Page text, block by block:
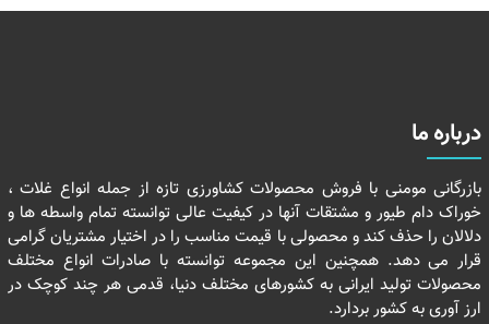
درباره ما
بازرگانی مومنی با فروش محصولات کشاورزی تازه از جمله انواع غلات ،
خوراک دام طیور و مشتقات آنها در کیفیت عالی توانسته تمام واسطه ها و
دلالان را حذف کند و محصولی با قیمت مناسب را در اختیار مشتریان گرامی
قرار می دهد. همچنین این مجموعه توانسته با صادرات انواع مختلف
محصولات تولید ایرانی به کشورهای مختلف دنیا، قدمی هر چند کوچک در
ارز آوری به کشور بردارد.